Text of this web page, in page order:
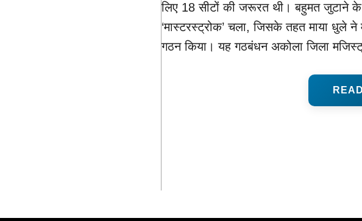
लिए 18 सीटों की जरूरत थी। बहुमत जुटाने
‘मास्टरस्ट्रोक’ चला, जिसके तहत माया धुले
गठन किया। यह गठबंधन अकोला जिला